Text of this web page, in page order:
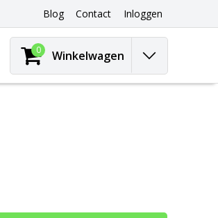
Blog Contact Inloggen
0 Winkelwagen